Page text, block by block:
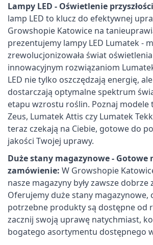
Lampy LED - Oświetlenie
lamp LED to klucz do efektywnej
Growshopie Katowice na
prezentujemy lampy LED Lumatek -
zrewolucjonizowała świat
innowacyjnym rozwiązaniom
LED nie tylko oszczędzają energię,
dostarczają optymalne spektrum
etapu wzrostu roślin. Poznaj modele
Zeus, Lumatek Attis czy Lumatek
teraz czekają na Ciebie, gotowe do
jakości Twojej uprawy.
Duże stany magazynowe - Gotowe
zamówienie: W Growshopie
nasze magazyny były zawsze dobrze
Oferujemy duże stany magazynowe,
potrzebne produkty są dostępne od
zacznij swoją uprawę natychmiast,
bogatego asortymentu dostępnego